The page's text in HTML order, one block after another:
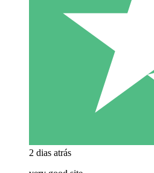
2 dias atrás